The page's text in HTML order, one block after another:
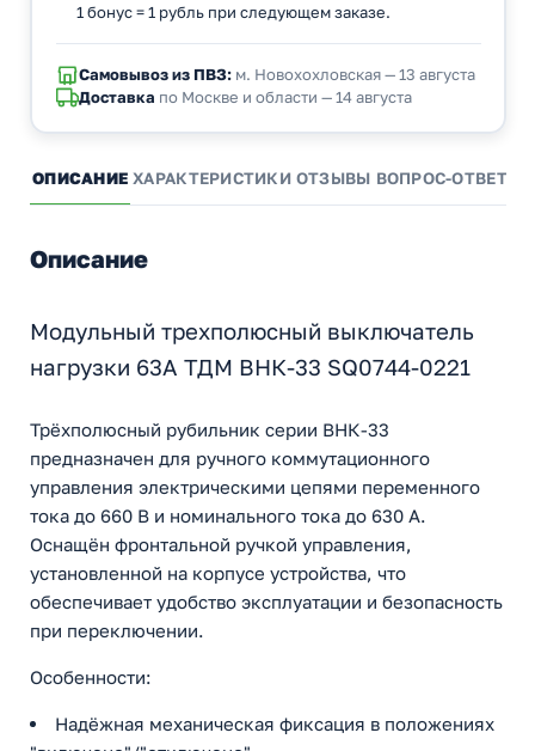
1 бонус = 1 рубль при следующем заказе.
Самовывоз из ПВЗ:м. Новохохловская — 13 августа
Доставка по Москве и области — 14 августа
ОПИСАНИЕ ХАРАКТЕРИСТИКИ ОТЗЫВЫ ВОПРОС-ОТВЕТ
Описание
Модульный трехполюсный выключатель
нагрузки 63А ТДМ ВНК-33 SQ0744-0221
Трёхполюсный рубильник серии ВНК-33
предназначен для ручного коммутационного
управления электрическими цепями переменного
тока до 660 В и номинального тока до 630 А.
Оснащён фронтальной ручкой управления,
установленной на корпусе устройства, что
обеспечивает удобство эксплуатации и безопасность
при переключении.
Особенности:
Надёжная механическая фиксация в положениях